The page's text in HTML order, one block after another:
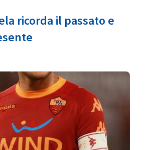
ricorda il passato e